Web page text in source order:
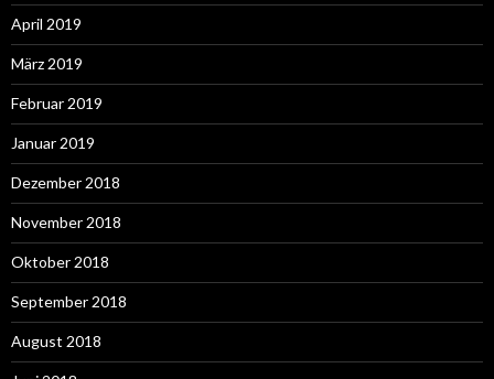
April 2019
März 2019
Februar 2019
Januar 2019
Dezember 2018
November 2018
Oktober 2018
September 2018
August 2018